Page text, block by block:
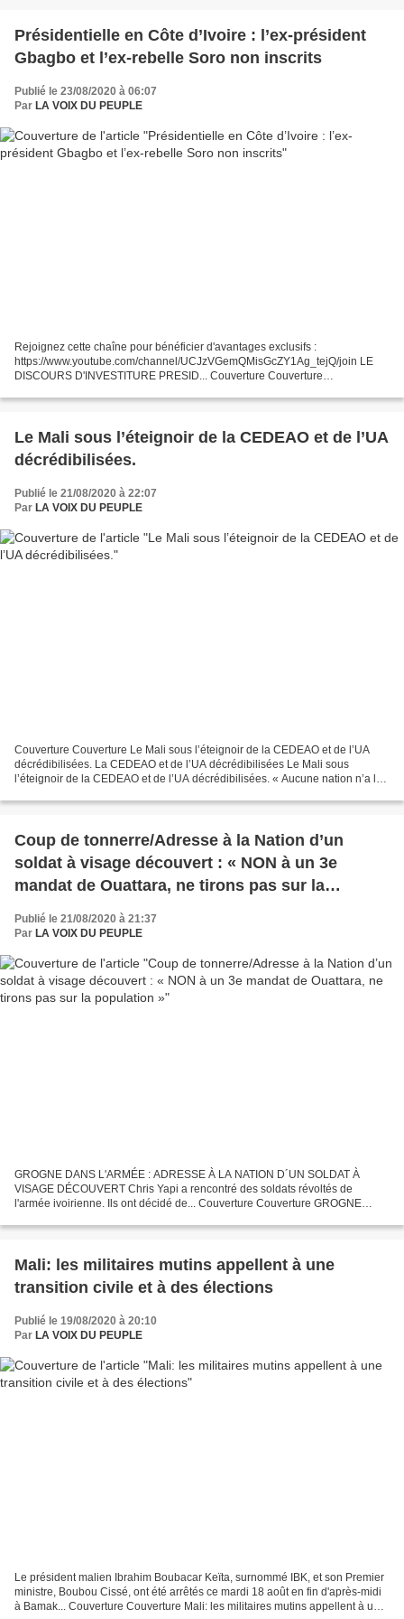
Présidentielle en Côte d’Ivoire : l’ex-président
Gbagbo et l’ex-rebelle Soro non inscrits
Publié le 23/08/2020 à 06:07
Par LA VOIX DU PEUPLE
Rejoignez cette chaîne pour bénéficier d'avantages exclusifs :
https://www.youtube.com/channel/UCJzVGemQMisGcZY1Ag_tejQ/join LE
DISCOURS D'INVESTITURE PRESID... Couverture Couverture
Le Mali sous l’éteignoir de la CEDEAO et de l’UA
décrédibilisées.
Publié le 21/08/2020 à 22:07
Par LA VOIX DU PEUPLE
Couverture Couverture Le Mali sous l’éteignoir de la CEDEAO et de l’UA
décrédibilisées. La CEDEAO et de l’UA décrédibilisées Le Mali sous
l’éteignoir de la CEDEAO et de l’UA décrédibilisées. « Aucune nation n’a le
Coup de tonnerre/Adresse à la Nation d’un
soldat à visage découvert : « NON à un 3e
mandat de Ouattara, ne tirons pas sur la
Publié le 21/08/2020 à 21:37
Par LA VOIX DU PEUPLE
GROGNE DANS L'ARMÉE : ADRESSE À LA NATION D´UN SOLDAT À
VISAGE DÉCOUVERT Chris Yapi a rencontré des soldats révoltés de
l'armée ivoirienne. Ils ont décidé de... Couverture Couverture GROGNE
DÉCOUVERT...
Mali: les militaires mutins appellent à une
transition civile et à des élections
Publié le 19/08/2020 à 20:10
Par LA VOIX DU PEUPLE
Le président malien Ibrahim Boubacar Keïta, surnommé IBK, et son Premier
ministre, Boubou Cissé, ont été arrêtés ce mardi 18 août en fin d'après-midi
à Bamak... Couverture Couverture Mali: les militaires mutins appellent à une